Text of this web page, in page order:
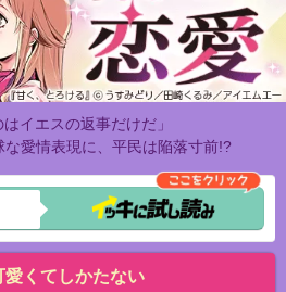
はイエスの返事だけだ」
な愛情表現に、平民は陥落寸前!?
くてしかたない